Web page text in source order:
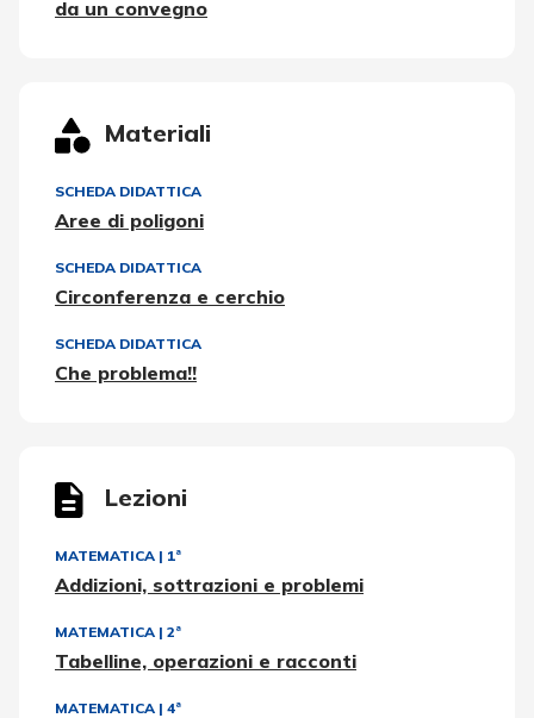
da un convegno
Materiali
SCHEDA DIDATTICA
Aree di poligoni
SCHEDA DIDATTICA
Circonferenza e cerchio
SCHEDA DIDATTICA
Che problema!!
Lezioni
MATEMATICA | 1ª
Addizioni, sottrazioni e problemi
MATEMATICA | 2ª
Tabelline, operazioni e racconti
MATEMATICA | 4ª